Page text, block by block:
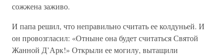
сожжена заживо.
И папа решил, что неправильно считать ее колдуньей. И
он провозгласил: «Отныне она будет считаться Святой
Жанной Д’Арк!» Открыли ее могилу, вытащили